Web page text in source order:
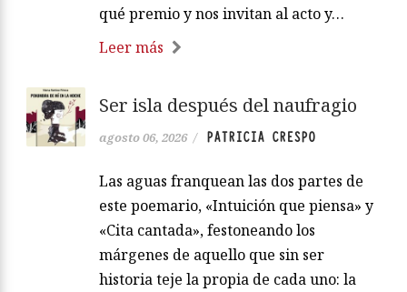
qué premio y nos invitan al acto y…
Leer más
Ser isla después del naufragio
agosto 06, 2026 / PATRICIA CRESPO
Las aguas franquean las dos partes de
este poemario, «Intuición que piensa» y
«Cita cantada», festoneando los
márgenes de aquello que sin ser
historia teje la propia de cada uno: la